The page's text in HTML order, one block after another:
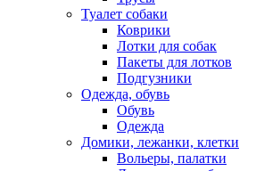
Туалет собаки
Коврики
Лотки для собак
Пакеты для лотков
Подгузники
Одежда, обувь
Обувь
Одежда
Домики, лежанки, клетки
Вольеры, палатки